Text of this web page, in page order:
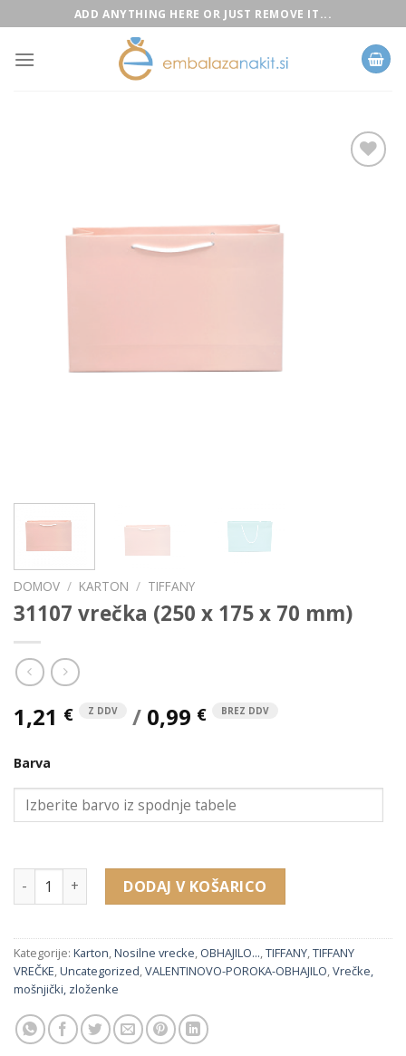
to
content
ADD ANYTHING HERE OR JUST REMOVE IT...
DOMOV / KARTON / TIFFANY
31107 vrečka (250 x 175 x 70 mm)
1,21 € Z DDV / 0,99 € BREZ DDV
Barva
31107 vrečka (250 x 175 x 70 mm) količina
DODAJ V KOŠARICO
Kategorije: Karton,Nosilne vrecke, OBHAJILO...,TIFFANY,TIFFANY
VREČKE,Uncategorized,VALENTINOVO-POROKA-OBHAJILO,Vrečke,
mošnjički, zloženke